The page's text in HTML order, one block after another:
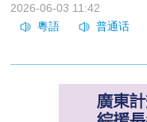
2026-06-03 11:42